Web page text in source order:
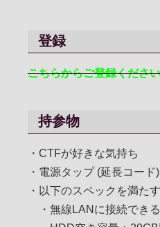
登録
こちらからご登録くださ
持参物
・CTFが好きな気持ち
・電源タップ (延長コード)
・以下のスペックを満た
・無線LANに接続でき